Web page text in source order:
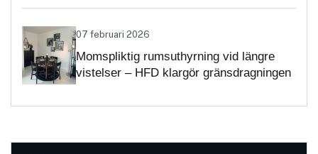
07 februari 2026
Momspliktig rumsuthyrning vid längre
vistelser – HFD klargör gränsdragningen